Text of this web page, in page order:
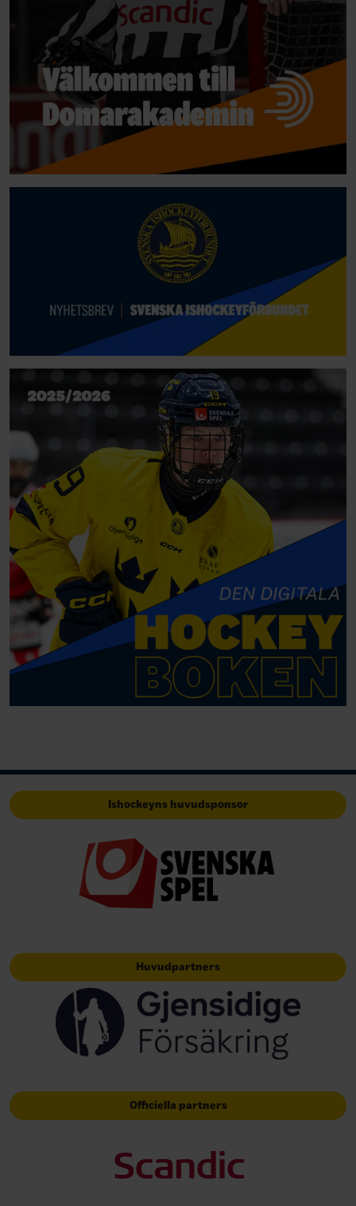
Ishockeyns huvudsponsor
Huvudpartners
Officiella partners